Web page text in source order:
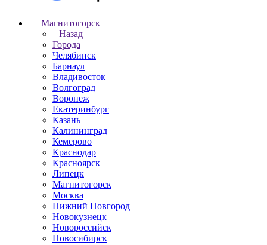
Магнитогорск
Назад
Города
Челябинск
Барнаул
Владивосток
Волгоград
Воронеж
Екатеринбург
Казань
Калининград
Кемерово
Краснодар
Красноярск
Липецк
Магнитогорск
Москва
Нижний Новгород
Новокузнецк
Новороссийск
Новосибирск